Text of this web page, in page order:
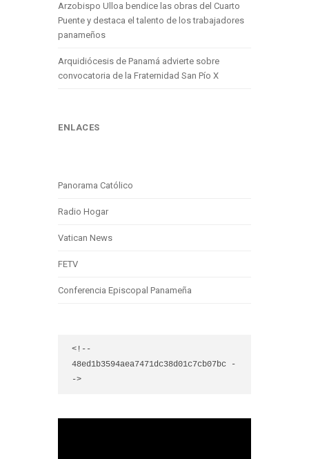
Arzobispo Ulloa bendice las obras del Cuarto
Puente y destaca el talento de los trabajadores
panameños
Arquidiócesis de Panamá advierte sobre
convocatoria de la Fraternidad San Pío X
ENLACES
Panorama Católico
Radio Hogar
Vatican News
FETV
Conferencia Episcopal Panameña
<!--
48ed1b3594aea7471dc38d01c7cb07bc -
->